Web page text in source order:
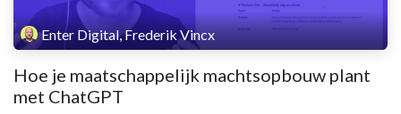
Enter Digital, Frederik Vincx
Hoe je maatschappelijk machtsopbouw plant
met ChatGPT